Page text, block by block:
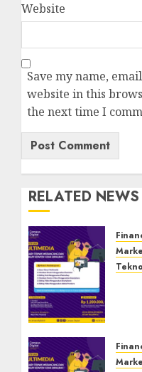
Website
Save my name,
website in this
the next time I
RELATED NEWS